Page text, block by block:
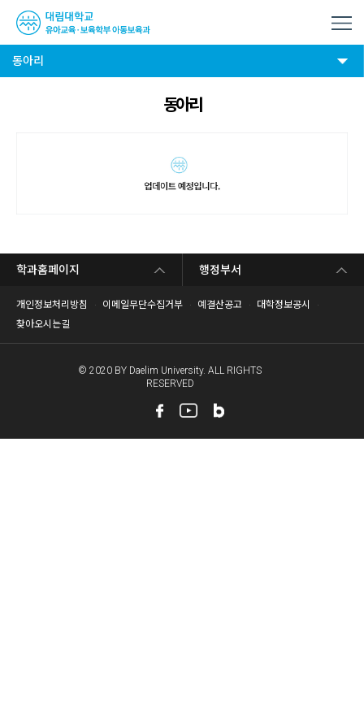
동아리
동아리
학과홈페이지 행정부서
개인정보처리방침 이메일무단수집거부 예결산공고
대학정보공시
찾아오시는길
© 2020 BY Daelim University. ALL RIGHTS
RESERVED